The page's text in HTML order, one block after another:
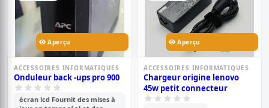
Aperçu
ACCESSOIRES INFORMATIQUES
Onduleur back -ups pro 900
écran lcd Fournit des mises à
Aperçu
ACCESSOIRES INFORMATIQUES
Chargeur origine lenovo
45w petit connecteur